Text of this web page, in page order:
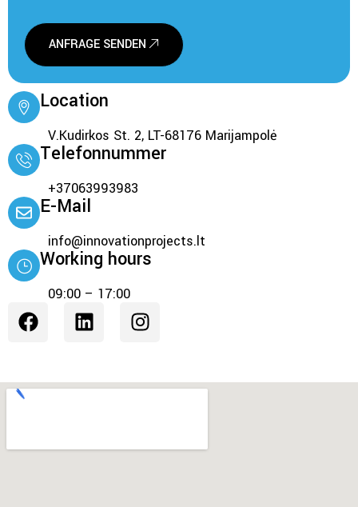
Location
V.Kudirkos St. 2, LT-68176 Marijampolė
Telefonnummer
+37063993983
E-Mail
info@innovationprojects.lt
Working hours
09:00 – 17:00
ANFRAGE SENDEN